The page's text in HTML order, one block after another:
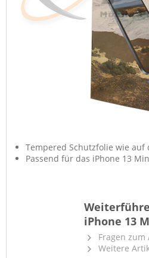
Tempered Schutzfolie wie
Passend für das iPhone 13
iPhone 13
Fragen zum
Weitere